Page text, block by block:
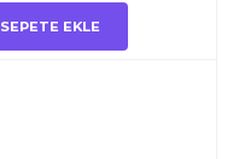
SEPETE EKLE